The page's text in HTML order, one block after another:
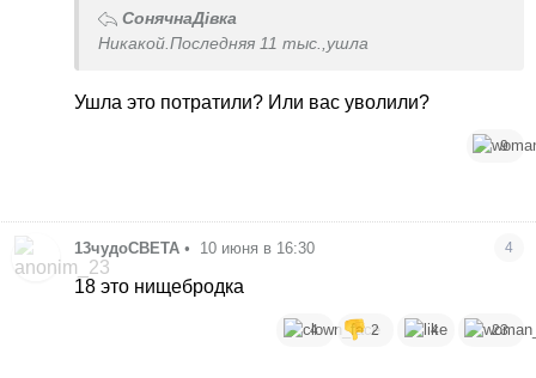
СонячнаДівка
Никакой.Последняя 11 тыс.,ушла
Ушла это потратили? Или вас уволили?
9
13чудоСВЕТА • 10 июня в 16:30 4
18 это нищебродка
4 2 4 23